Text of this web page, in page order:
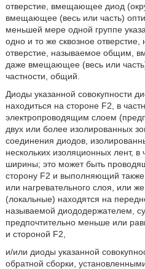
отверстие, вмещающее диод
вмещающее (весь или часть)
меньшей мере одной группе
одно и то же сквозное
отверстие, называемое общим,
даже вмещающее (весь или
частности, общий.
Диоды указанной совокупности
находиться на стороне F2, в
электропроводящим слоем
двух или более изолированных
соединения диодов,
нескольких изоляционных лент,
ширины; это может быть
сторону F2 и выполняющий
или нагревательного слоя, или
(локальные) находятся на
называемой диододержателем,
предпочтительно меньше или
и стороной F2,
и/или диоды указанной
обратной сборки,